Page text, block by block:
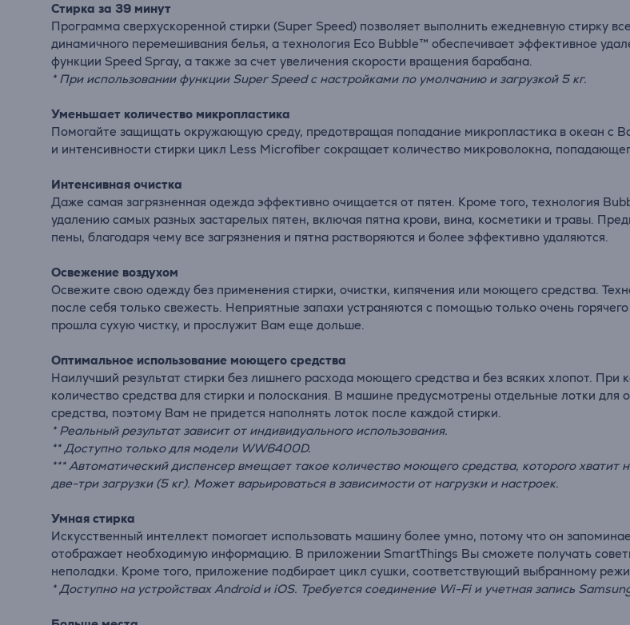
Стирка за 39 минут
Программа сверхускоренной стирки (Super Speed) позволяет выполнить ежедневную стирку
динамичного перемешивания белья, а технология Eco Bubble™ обеспечивает эффективное
функции Speed Spray, а также за счет увеличения скорости вращения барабана.
* При использовании функции Super Speed ​​с настройками по умолчанию и загрузкой 5 кг.
Уменьшает количество микропластика
Помогайте защищать окружающую среду, предотвращая попадание микропластика в океан с
и интенсивности стирки цикл Less Microfiber сокращает количество микроволокна,
Интенсивная очистка
Даже самая загрязненная одежда эффективно очищается от пятен. Кроме того, технология
удалению самых разных застарелых пятен, включая пятна крови, вина, косметики и травы.
пены, благодаря чему все загрязнения и пятна растворяются и более эффективно удаляются.
Освежение воздухом
Освежите свою одежду без применения стирки, очистки, кипячения или моющего средства.
после себя только свежесть. Неприятные запахи устраняются с помощью только очень
прошла сухую чистку, и прослужит Вам еще дольше.
Оптимальное использование моющего средства
Наилучший результат стирки без лишнего расхода моющего средства и без всяких хлопот.
количество средства для стирки и полоскания. В машине предусмотрены отдельные лотки
средства, поэтому Вам не придется наполнять лоток после каждой стирки.
* Реальный результат зависит от индивидуального использования.
** Доступно только для модели WW6400D.
*** Автоматический диспенсер вмещает такое количество моющего средства, которого хватит
две-три загрузки (5 кг). Может варьироваться в зависимости от нагрузки и настроек.
Умная стирка
Искусственный интеллект помогает использовать машину более умно, потому что он
отображает необходимую информацию. В приложении SmartThings Вы сможете получать
неполадки. Кроме того, приложение подбирает цикл сушки, соответствующий выбранному
* Доступно на устройствах Android и iOS. Требуется соединение Wi-Fi и учетная запись